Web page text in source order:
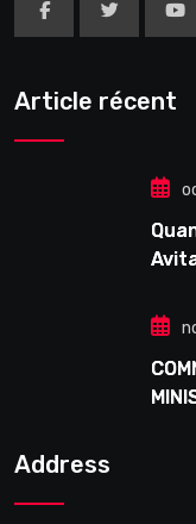
Article récent
Address